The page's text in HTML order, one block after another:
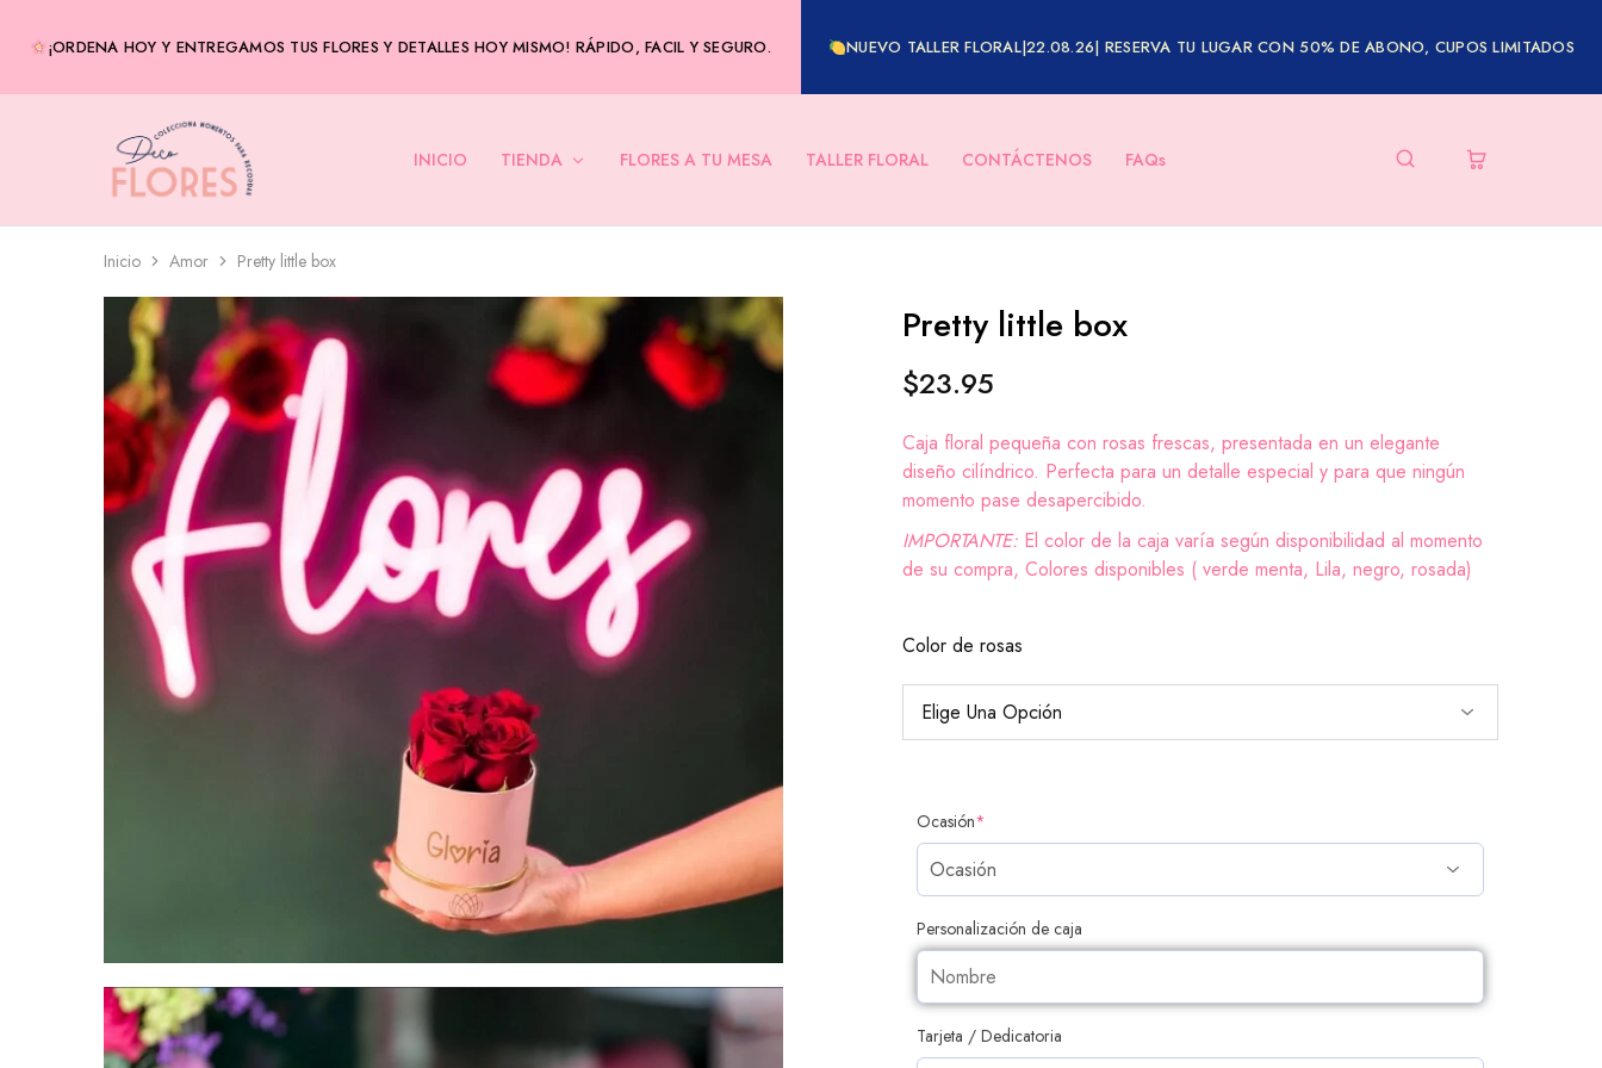
¡ORDENA HOY Y ENTREGAMOS TUS FLORES Y DETALLES HOY MISMO! RÁPIDO, FACIL Y SEGURO. NUEVO TALLER FLORAL|22.08.26| RESERVA TU LUGAR CON 50% DE ABONO, CUPOS LIMITADOS
Decoflores
Panamá
Envía
flores
domicilio
Entregas
mismo
día-
Flores
Panamá
INICIO TIENDA FLORES A TU MESA TALLER FLORAL CONTÁCTENOS FAQs
Inicio Amor Pretty little box
Pretty little box
$23.95
Caja floral pequeña con rosas frescas, presentada en un elegante
diseño cilíndrico. Perfecta para un detalle especial y para que ningún
momento pase desapercibido.
IMPORTANTE: El color de la caja varía según disponibilidad al momento
de su compra, Colores disponibles ( verde menta, Lila, negro, rosada)
Color de rosas
Ocasión*
Personalización de caja
Tarjeta / Dedicatoria